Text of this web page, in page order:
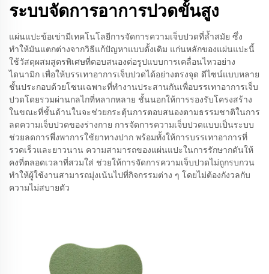
ระบบจัดการอาการปวดขั้นสูง
แผ่นแปะข้อเข่ามีเทคโนโลยีการจัดการความเจ็บปวดที่ล้ำสมัย ซึ่ง
ทำให้มันแตกต่างจากวิธีแก้ปัญหาแบบดั้งเดิม แก่นหลักของแผ่นแปะนี้
ใช้วัสดุผสมสูตรพิเศษที่ตอบสนองต่อรูปแบบการเคลื่อนไหวอย่าง
ไดนามิก เพื่อให้บรรเทาอาการเจ็บปวดได้อย่างตรงจุด ดีไซน์แบบหลาย
ชั้นประกอบด้วยโซนเฉพาะที่ทำงานประสานกันเพื่อบรรเทาอาการเจ็บ
ปวดโดยรวมผ่านกลไกที่หลากหลาย ชั้นนอกให้การรองรับโครงสร้าง
ในขณะที่ชั้นด้านในจะช่วยกระตุ้นการตอบสนองตามธรรมชาติในการ
ลดความเจ็บปวดของร่างกาย การจัดการความเจ็บปวดแบบเป็นระบบ
ช่วยลดการพึ่งพาการใช้ยาทางปาก พร้อมทั้งให้การบรรเทาอาการที่
รวดเร็วและยาวนาน ความสามารถของแผ่นแปะในการรักษากดันให้
คงที่ตลอดเวลาที่สวมใส่ ช่วยให้การจัดการความเจ็บปวดไม่ถูกรบกวน
ทำให้ผู้ใช้งานสามารถมุ่งเน้นไปที่กิจกรรมต่าง ๆ โดยไม่ต้องกังวลกับ
ความไม่สบายตัว